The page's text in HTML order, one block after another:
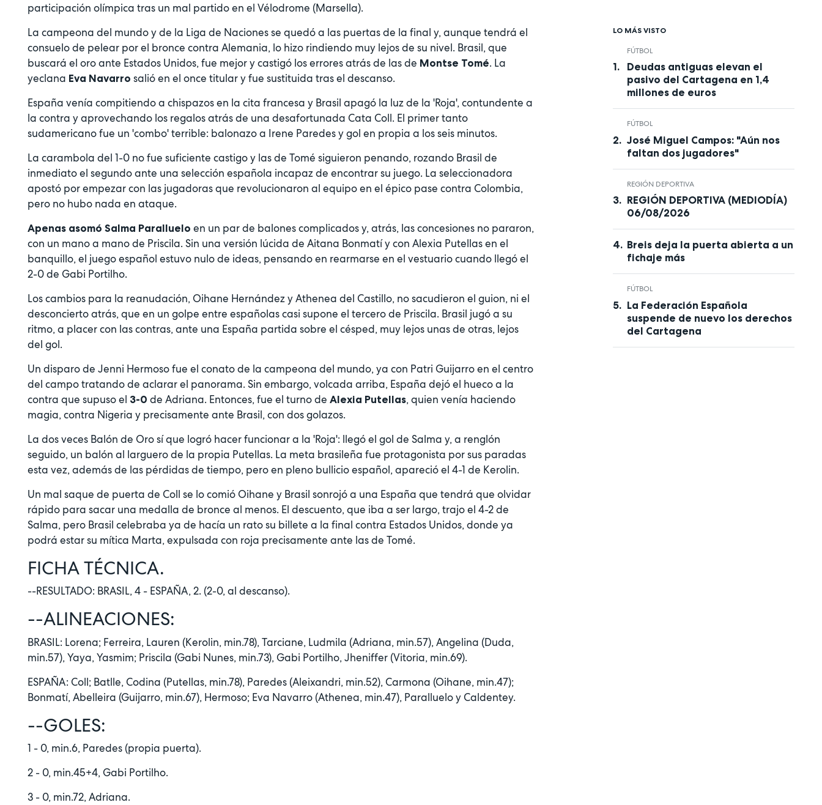
participación olímpica tras un mal partido en el Vélodrome (Marsella).
La campeona del mundo y de la Liga de Naciones se quedó a las puertas de la final y, aunque tendrá el
consuelo de pelear por el bronce contra Alemania, lo hizo rindiendo muy lejos de su nivel. Brasil, que
buscará el oro ante Estados Unidos, fue mejor y castigó los errores atrás de las de Montse Tomé. La
yeclana Eva Navarro salió en el once titular y fue sustituida tras el descanso.
España venía compitiendo a chispazos en la cita francesa y Brasil apagó la luz de la 'Roja', contundente a
la contra y aprovechando los regalos atrás de una desafortunada Cata Coll. El primer tanto
sudamericano fue un 'combo' terrible: balonazo a Irene Paredes y gol en propia a los seis minutos.
La carambola del 1-0 no fue suficiente castigo y las de Tomé siguieron penando, rozando Brasil de
inmediato el segundo ante una selección española incapaz de encontrar su juego. La seleccionadora
apostó por empezar con las jugadoras que revolucionaron al equipo en el épico pase contra Colombia,
pero no hubo nada en ataque.
Apenas asomó Salma Paralluelo en un par de balones complicados y, atrás, las concesiones no pararon,
con un mano a mano de Priscila. Sin una versión lúcida de Aitana Bonmatí y con Alexia Putellas en el
banquillo, el juego español estuvo nulo de ideas, pensando en rearmarse en el vestuario cuando llegó el
2-0 de Gabi Portilho.
Los cambios para la reanudación, Oihane Hernández y Athenea del Castillo, no sacudieron el guion, ni el
desconcierto atrás, que en un golpe entre españolas casi supone el tercero de Priscila. Brasil jugó a su
ritmo, a placer con las contras, ante una España partida sobre el césped, muy lejos unas de otras, lejos
del gol.
Un disparo de Jenni Hermoso fue el conato de la campeona del mundo, ya con Patri Guijarro en el centro
del campo tratando de aclarar el panorama. Sin embargo, volcada arriba, España dejó el hueco a la
contra que supuso el 3-0 de Adriana. Entonces, fue el turno de Alexia Putellas, quien venía haciendo
magia, contra Nigeria y precisamente ante Brasil, con dos golazos.
La dos veces Balón de Oro sí que logró hacer funcionar a la 'Roja': llegó el gol de Salma y, a renglón
seguido, un balón al larguero de la propia Putellas. La meta brasileña fue protagonista por sus paradas
esta vez, además de las pérdidas de tiempo, pero en pleno bullicio español, apareció el 4-1 de Kerolin.
Un mal saque de puerta de Coll se lo comió Oihane y Brasil sonrojó a una España que tendrá que olvidar
rápido para sacar una medalla de bronce al menos. El descuento, que iba a ser largo, trajo el 4-2 de
Salma, pero Brasil celebraba ya de hacía un rato su billete a la final contra Estados Unidos, donde ya
podrá estar su mítica Marta, expulsada con roja precisamente ante las de Tomé.
FICHA TÉCNICA.
--RESULTADO: BRASIL, 4 - ESPAÑA, 2. (2-0, al descanso).
--ALINEACIONES:
BRASIL: Lorena; Ferreira, Lauren (Kerolin, min.78), Tarciane, Ludmila (Adriana, min.57), Angelina (Duda,
min.57), Yaya, Yasmim; Priscila (Gabi Nunes, min.73), Gabi Portilho, Jheniffer (Vitoria, min.69).
ESPAÑA: Coll; Batlle, Codina (Putellas, min.78), Paredes (Aleixandri, min.52), Carmona (Oihane, min.47);
Bonmatí, Abelleira (Guijarro, min.67), Hermoso; Eva Navarro (Athenea, min.47), Paralluelo y Caldentey.
--GOLES:
1 - 0, min.6, Paredes (propia puerta).
2 - 0, min.45+4, Gabi Portilho.
3 - 0, min.72, Adriana.
LO MÁS VISTO
FÚTBOL
Deudas antiguas elevan el
pasivo del Cartagena en 1,4
millones de euros
FÚTBOL
José Miguel Campos: "Aún nos
faltan dos jugadores"
REGIÓN DEPORTIVA
REGIÓN DEPORTIVA (MEDIODÍA)
06/08/2026
Breis deja la puerta abierta a un
fichaje más
FÚTBOL
La Federación Española
suspende de nuevo los derechos
del Cartagena